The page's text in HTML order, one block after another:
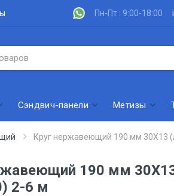
Пн-Пт : 9:00-18:00
Сэндвич-панели Метизы
Круг нержавеющий 190 мм 30Х13
190 мм
2-6 м